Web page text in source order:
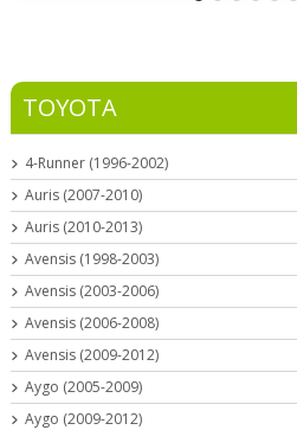
TOYOTA
4-Runner (1996-2002)
Auris (2007-2010)
Auris (2010-2013)
Avensis (1998-2003)
Avensis (2003-2006)
Avensis (2006-2008)
Avensis (2009-2012)
Aygo (2005-2009)
Aygo (2009-2012)